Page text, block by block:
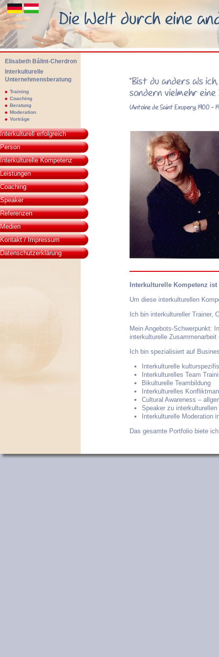
Elisabeth Bálint-Cherdon - Interkulturelle Unternehmensberatung. Die
Elisabeth Bálint-Cherdron
Interkulturelle
Unternehmensberatung
Training
Coaching
Beratung
Moderation
Vorträge
Interkulturell erfolgreich
Person
Interkulturelle Kompetenz
Leistungen
Coaching
Speaker
Referenzen
Medien
Kontakt / Impressum
Datenschutzerklärung
Antoine de Saint
anders als ich, bist du
vielmehr eine
Interkulturelle Kompetenz
Um diese interkulturellen
Ich bin interkultureller Trainer,
Mein Angebots-Schwerpunkt:
interkulturelle
Ich bin spezialisiert auf
Interkulturelle
Interkulturelles Team
Bikulturelle Teambildung
Interkulturelles
Cultural Awareness –
Speaker zu interkulturellen
Interkulturelle Moderation
Das gesamte Portfolio biete